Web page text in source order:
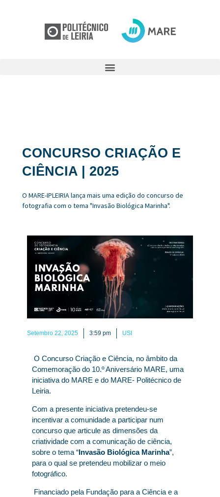
CONCURSO CRIAÇÃO E
CIÊNCIA | 2025
O MARE-IPLEIRIA lança mais uma edição do concurso de
fotografia com o tema "Invasão Biológica Marinha".
Setembro 22, 2025 3:59 pm USI
O Concurso Criação e Ciência, no âmbito da
Comemoração do 10.º Aniversário MARE, uma
iniciativa do MARE e do MARE- Politécnico de
Leiria.
Com a presente iniciativa pretendeu-se
incentivar a comunidade a participar num
concurso que articule as dimensões da
criatividade com a comunicação de ciência,
sobre o tema “Invasão Biológica Marinha”,
para o qual se pretendeu mobilizar o meio
fotográfico.
Financiado pela Fundação para a Ciência e a